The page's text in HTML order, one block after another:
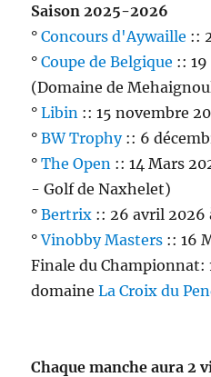
Saison 2025-2026
°Concours d'Aywaille ::
°Coupe de Belgique ::
(Domaine de
°Libin :: 15 novembre
°BW Trophy:: 6
°The Open :: 14 Mars
- Golf de Naxhelet)
°Bertrix :: 26 avril 2026
°Vinobby Masters :: 16
Finale du Championnat:
domaineLa Croix du
Chaque manche aura 2